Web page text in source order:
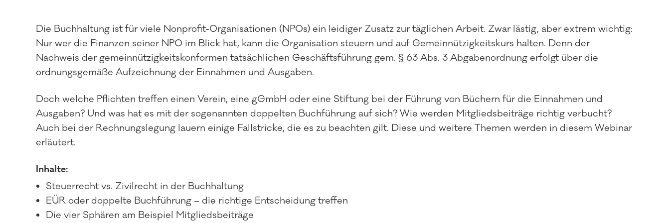
Die Buchhaltung ist für viele Nonprofit-Organisationen (NPOs) ein leidiger Zusatz zur täglichen Arbeit. Zwar lästig, aber extrem wichtig:
Nur wer die Finanzen seiner NPO im Blick hat, kann die Organisation steuern und auf Gemeinnützigkeitskurs halten. Denn der
Nachweis der gemeinnützigkeitskonformen tatsächlichen Geschäftsführung gem. § 63 Abs. 3 Abgabenordnung erfolgt über die
ordnungsgemäße Aufzeichnung der Einnahmen und Ausgaben.
Doch welche Pflichten treffen einen Verein, eine gGmbH oder eine Stiftung bei der Führung von Büchern für die Einnahmen und
Ausgaben? Und was hat es mit der sogenannten doppelten Buchführung auf sich? Wie werden Mitgliedsbeiträge richtig verbucht?
Auch bei der Rechnungslegung lauern einige Fallstricke, die es zu beachten gilt. Diese und weitere Themen werden in diesem Webinar
erläutert.
Inhalte:
Steuerrecht vs. Zivilrecht in der Buchhaltung
EÜR oder doppelte Buchführung – die richtige Entscheidung treffen
Die vier Sphären am Beispiel Mitgliedsbeiträge